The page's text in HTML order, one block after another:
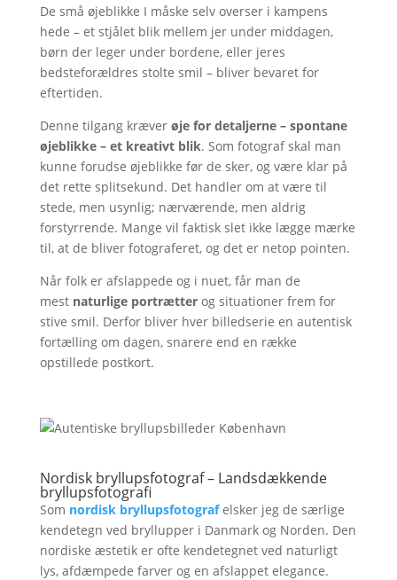
De små øjeblikke I måske selv overser i kampens
hede – et stjålet blik mellem jer under middagen,
børn der leger under bordene, eller jeres
bedsteforældres stolte smil – bliver bevaret for
eftertiden.
Denne tilgang kræver øje for detaljerne – spontane
øjeblikke – et kreativt blik. Som fotograf skal man
kunne forudse øjeblikke før de sker, og være klar på
det rette splitsekund. Det handler om at være til
stede, men usynlig; nærværende, men aldrig
forstyrrende. Mange vil faktisk slet ikke lægge mærke
til, at de bliver fotograferet, og det er netop pointen.
Når folk er afslappede og i nuet, får man de
mest naturlige portrætterog situationer frem for
stive smil. Derfor bliver hver billedserie en autentisk
fortælling om dagen, snarere end en række
opstillede postkort.
Nordisk bryllupsfotograf – Landsdækkende
bryllupsfotografi
Som nordisk bryllupsfotografelsker jeg de særlige
kendetegn ved bryllupper i Danmark og Norden. Den
nordiske æstetik er ofte kendetegnet ved naturligt
lys, afdæmpede farver og en afslappet elegance.